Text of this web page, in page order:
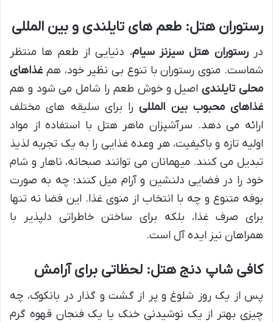
رستوران هتل: طعم های تایلندی و بین المللی
دررستوران هتل سیزنز سیام، دنیایی از طعم ها منتظر
شماست. منوی رستوران با تنوع بی نظیر خود، همغذاهای
محلی تایلندیاصیل و خوش طعم را شامل می شود و هم
غذاهای محبوب بین المللیرا برای سلیقه های مختلف
ارائه می دهد. سرآشپزان ماهر هتل با استفاده از مواد
اولیه تازه و باکیفیت، هر وعده غذایی را به یک تجربه لذیذ
تبدیل می کنند. میهمانان می توانند صبحانه، ناهار و شام
خود را در فضایی دلنشین و آرام میل کنند؛ چه به صورت
بوفه متنوع و چه با انتخاب از منوی غذا. این فضا نه تنها
برای صرف غذا، بلکه برای ساختن خاطراتی دلپذیر با
همراهان نیز ایده آل است.
کافی شاپ دنج هتل: لحظاتی برای آرامش
پس از یک روز شلوغ و پر از گشت و گذار در بانکوک، چه
چیزی بهتر از یک نوشیدنی خنک یا یک فنجان قهوه گرم